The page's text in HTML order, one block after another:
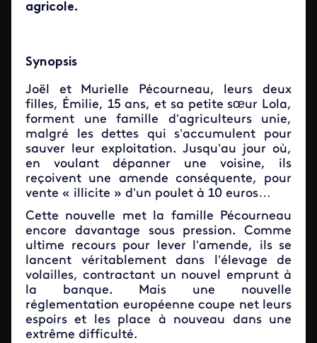
agricole.
Synopsis
Joël et Murielle Pécourneau, leurs deux
filles, Émilie, 15 ans, et sa petite sœur Lola,
forment une famille d’agriculteurs unie,
malgré les dettes qui s’accumulent pour
sauver leur exploitation. Jusqu’au jour où,
en voulant dépanner une voisine, ils
reçoivent une amende conséquente, pour
vente « illicite » d’un poulet à 10 euros…
Cette nouvelle met la famille Pécourneau
encore davantage sous pression. Comme
ultime recours pour lever l’amende, ils se
lancent véritablement dans l’élevage de
volailles, contractant un nouvel emprunt à
la banque. Mais une nouvelle
réglementation européenne coupe net leurs
espoirs et les place à nouveau dans une
extrême difficulté.